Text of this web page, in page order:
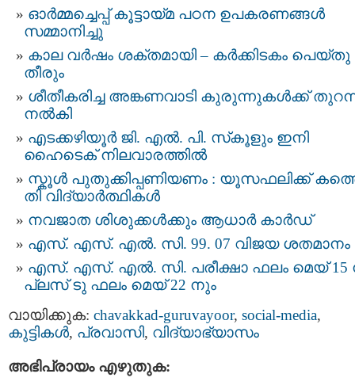
ഓർമ്മച്ചെപ്പ് കൂട്ടായ്മ പഠന ഉപകരണങ്ങൾ
സമ്മാനിച്ചു
കാല വര്‍ഷം ശക്തമായി – കർക്കിടകം പെയ്തു
തീരും
ശീതീകരിച്ച അങ്കണവാടി കുരുന്നുകൾക്ക്
നൽകി
എടക്കഴിയൂര്‍ ജി. എല്‍. പി. സ്‌കൂളും ഇനി
ഹൈടെക് നിലവാരത്തിൽ
സ്കൂ​ൾ പുതുക്കിപ്പണിയണം : യൂ​സഫ​ലി​ക്ക്​
തി വി​ദ്യാ​ർ​ത്ഥി​കള്‍
നവജാത ശിശുക്കള്‍ക്കും ആധാര്‍ കാര്‍ഡ്
എസ്. എസ്. എൽ. സി. 99. 07 വിജയ ശതമാനം
എസ്. എസ്. എല്‍. സി. പരീക്ഷാ ഫലം മെയ് 15
പ്ലസ് ടു ഫലം മെയ് 22 നും
വായിക്കുക: chavakkad-guruvayoor, social-media,
കുട്ടികള്‍, പ്രവാസി, വിദ്യാഭ്യാസം
അഭിപ്രായം എഴുതുക: